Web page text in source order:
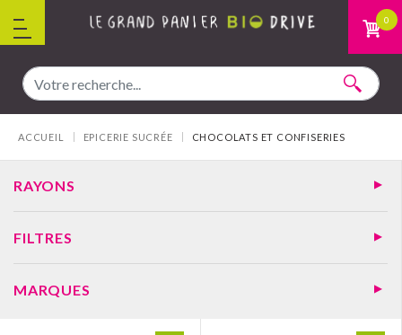
0
ACCUEIL EPICERIE SUCRÉE CHOCOLATS ET CONFISERIES
RAYONS
FILTRES
MARQUES